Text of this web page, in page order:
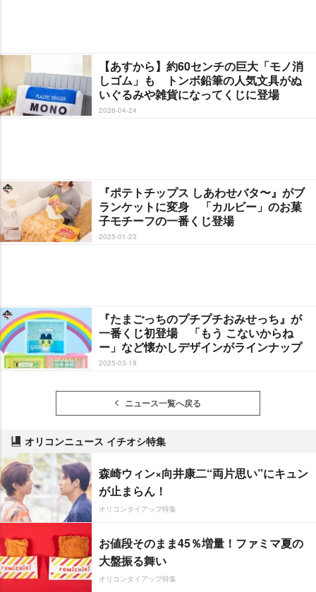
【あすから】約60センチの巨大「モノ消
しゴム」も トンボ鉛筆の人気文具がぬ
いぐるみや雑貨になってくじに登場
2026-04-24
『ポテトチップス しあわせバタ〜』がブ
ランケットに変身 「カルビー」のお菓
子モチーフの一番くじ登場
2025-01-23
『たまごっちのプチプチおみせっち』が
一番くじ初登場 「もう こないからね
ー」など懐かしデザインがラインナップ
2025-03-19
ニュース一覧へ戻る
オリコンニュース イチオシ特集
森崎ウィン×向井康二“両片思い”にキュン
が止まらん！
オリコンタイアップ特集
お値段そのまま45％増量！ファミマ夏の
大盤振る舞い
オリコンタイアップ特集